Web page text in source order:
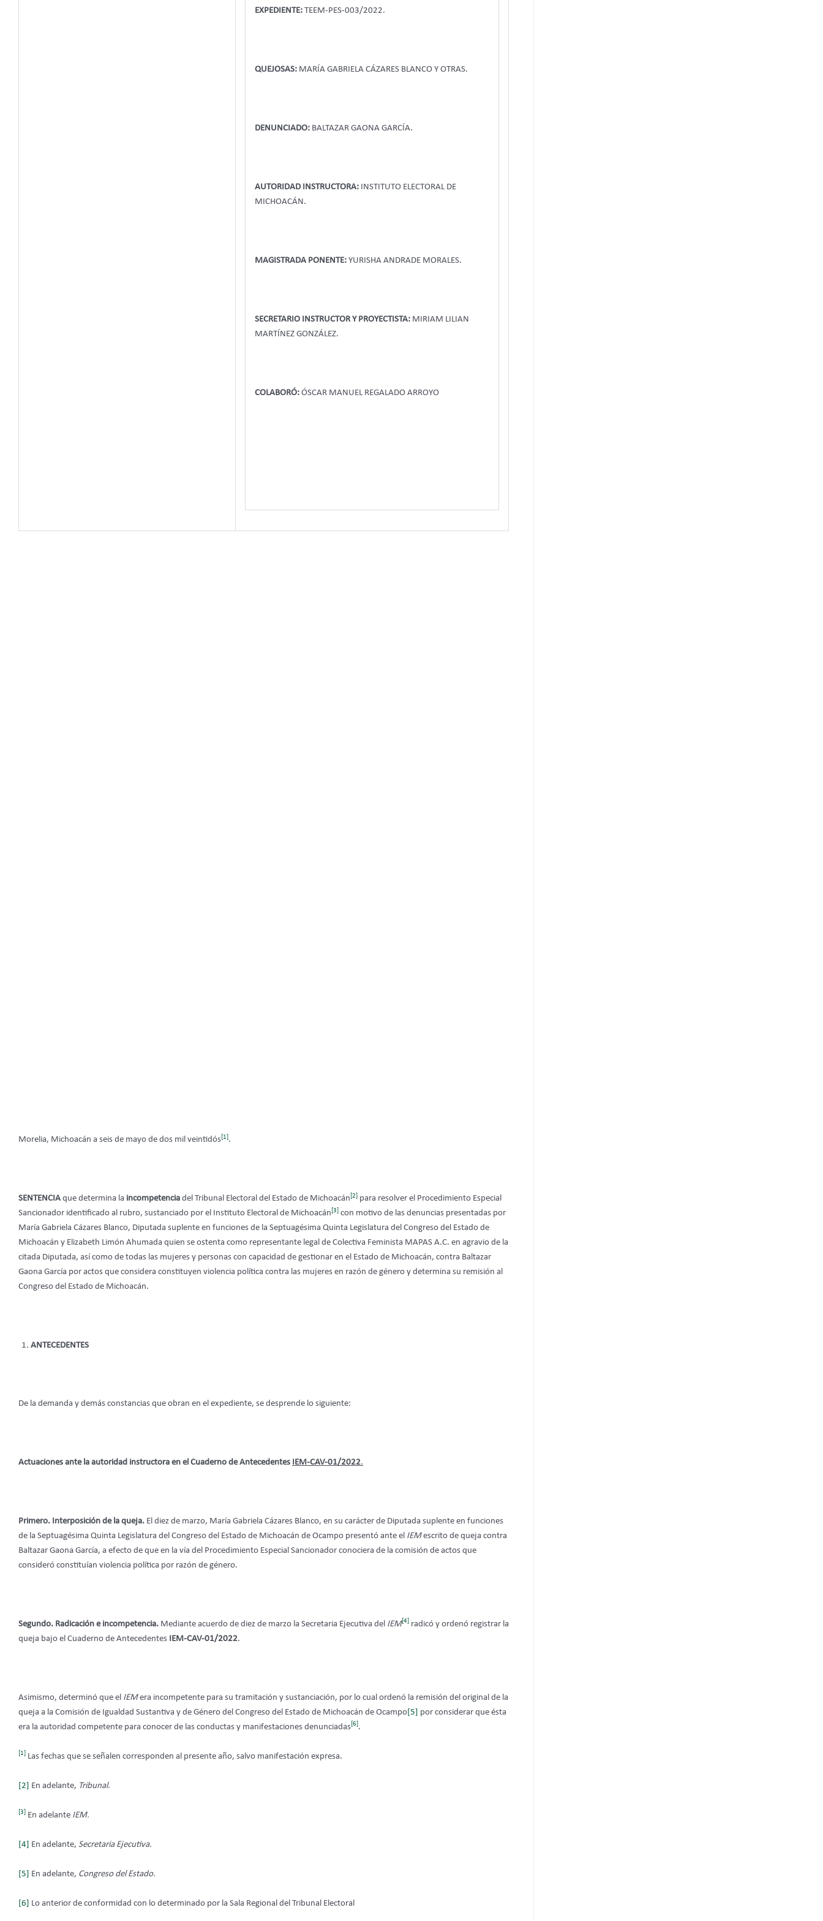
EXPEDIENTE: TEEM-PES-003/2022.
QUEJOSAS: MARÍA GABRIELA CÁZARES BLANCO Y OTRAS.
DENUNCIADO: BALTAZAR GAONA GARCÍA.
AUTORIDAD INSTRUCTORA: INSTITUTO ELECTORAL DE
MICHOACÁN.
MAGISTRADA PONENTE: YURISHA ANDRADE MORALES.
SECRETARIO INSTRUCTOR Y PROYECTISTA: MIRIAM LILIAN
MARTÍNEZ GONZÁLEZ.
COLABORÓ: ÓSCAR MANUEL REGALADO ARROYO
Morelia, Michoacán a seis de mayo de dos mil veintidós [1] .
SENTENCIA que determina la incompetencia del Tribunal Electoral del Estado de Michoacán [2]
para resolver el Procedimiento Especial
Sancionador identificado al rubro, sustanciado por el Instituto Electoral de Michoacán [3]
con motivo de las denuncias presentadas por
María Gabriela Cázares Blanco, Diputada suplente en funciones de la Septuagésima Quinta Legislatura del Congreso del Estado de
Michoacán y Elizabeth Limón Ahumada quien se ostenta como representante legal de Colectiva Feminista MAPAS A.C. en agravio de la
citada Diputada, así como de todas las mujeres y personas con capacidad de gestionar en el Estado de Michoacán, contra Baltazar
Gaona García por actos que considera constituyen violencia política contra las mujeres en razón de género y determina su remisión al
Congreso del Estado de Michoacán.
ANTECEDENTES
De la demanda y demás constancias que obran en el expediente, se desprende lo siguiente:
Actuaciones ante la autoridad instructora en el Cuaderno de Antecedentes IEM-CAV-01/2022.
Primero. Interposición de la queja. El diez de marzo, María Gabriela Cázares Blanco, en su carácter de Diputada suplente en funciones
de la Septuagésima Quinta Legislatura del Congreso del Estado de Michoacán de Ocampo presentó ante el IEMescrito de queja contra
Baltazar Gaona García, a efecto de que en la vía del Procedimiento Especial Sancionador conociera de la comisión de actos que
consideró constituían violencia política por razón de género.
Segundo. Radicación e incompetencia. Mediante acuerdo de diez de marzo la Secretaria Ejecutiva del IEM[4]
radicó y ordenó registrar la
queja bajo el Cuaderno de Antecedentes IEM-CAV-01/2022.
Asimismo, determinó que el IEMera incompetente para su tramitación y sustanciación, por lo cual ordenó la remisión del original de la
queja a la Comisión de Igualdad Sustantiva y de Género del Congreso del Estado de Michoacán de Ocampo [5]
por considerar que ésta
era la autoridad competente para conocer de las conductas y manifestaciones denunciadas [6] .
[1] Las fechas que se señalen corresponden al presente año, salvo manifestación expresa.
[2] En adelante, Tribunal.
[3] En adelante IEM.
[4] En adelante, Secretaria Ejecutiva.
[5] En adelante, Congreso del Estado.
[6] Lo anterior de conformidad con lo determinado por la Sala Regional del Tribunal Electoral